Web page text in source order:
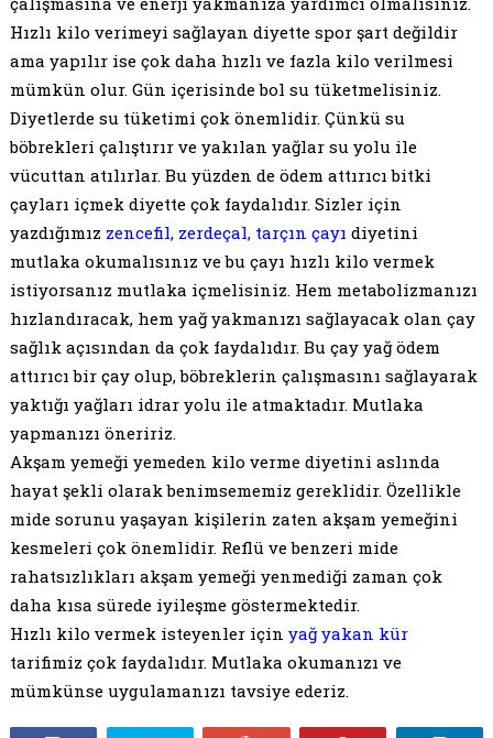
Hızlı kilo verimeyi sağlayan diyette spor şart değildir
ama yapılır ise çok daha hızlı ve fazla kilo verilmesi
mümkün olur. Gün içerisinde bol su tüketmelisiniz.
Diyetlerde su tüketimi çok önemlidir. Çünkü su
böbrekleri çalıştırır ve yakılan yağlar su yolu ile
vücuttan atılırlar. Bu yüzden de ödem attırıcı bitki
çayları içmek diyette çok faydalıdır. Sizler için
yazdığımız zencefil, zerdeçal, tarçın çayı diyetini
mutlaka okumalısınız ve bu çayı hızlı kilo vermek
istiyorsanız mutlaka içmelisiniz. Hem metabolizmanızı
hızlandıracak, hem yağ yakmanızı sağlayacak olan çay
sağlık açısından da çok faydalıdır. Bu çay yağ ödem
attırıcı bir çay olup, böbreklerin çalışmasını sağlayarak
yaktığı yağları idrar yolu ile atmaktadır. Mutlaka
yapmanızı öneririz.
Akşam yemeği yemeden kilo verme diyetini aslında
hayat şekli olarak benimsememiz gereklidir. Özellikle
mide sorunu yaşayan kişilerin zaten akşam yemeğini
kesmeleri çok önemlidir. Reflü ve benzeri mide
rahatsızlıkları akşam yemeği yenmediği zaman çok
daha kısa sürede iyileşme göstermektedir.
Hızlı kilo vermek isteyenler için yağ yakan kür
tarifimiz çok faydalıdır. Mutlaka okumanızı ve
mümkünse uygulamanızı tavsiye ederiz.